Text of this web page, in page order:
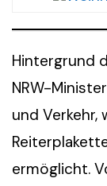
Hintergrund
NRW-
und Verkehr,
ermöglicht.